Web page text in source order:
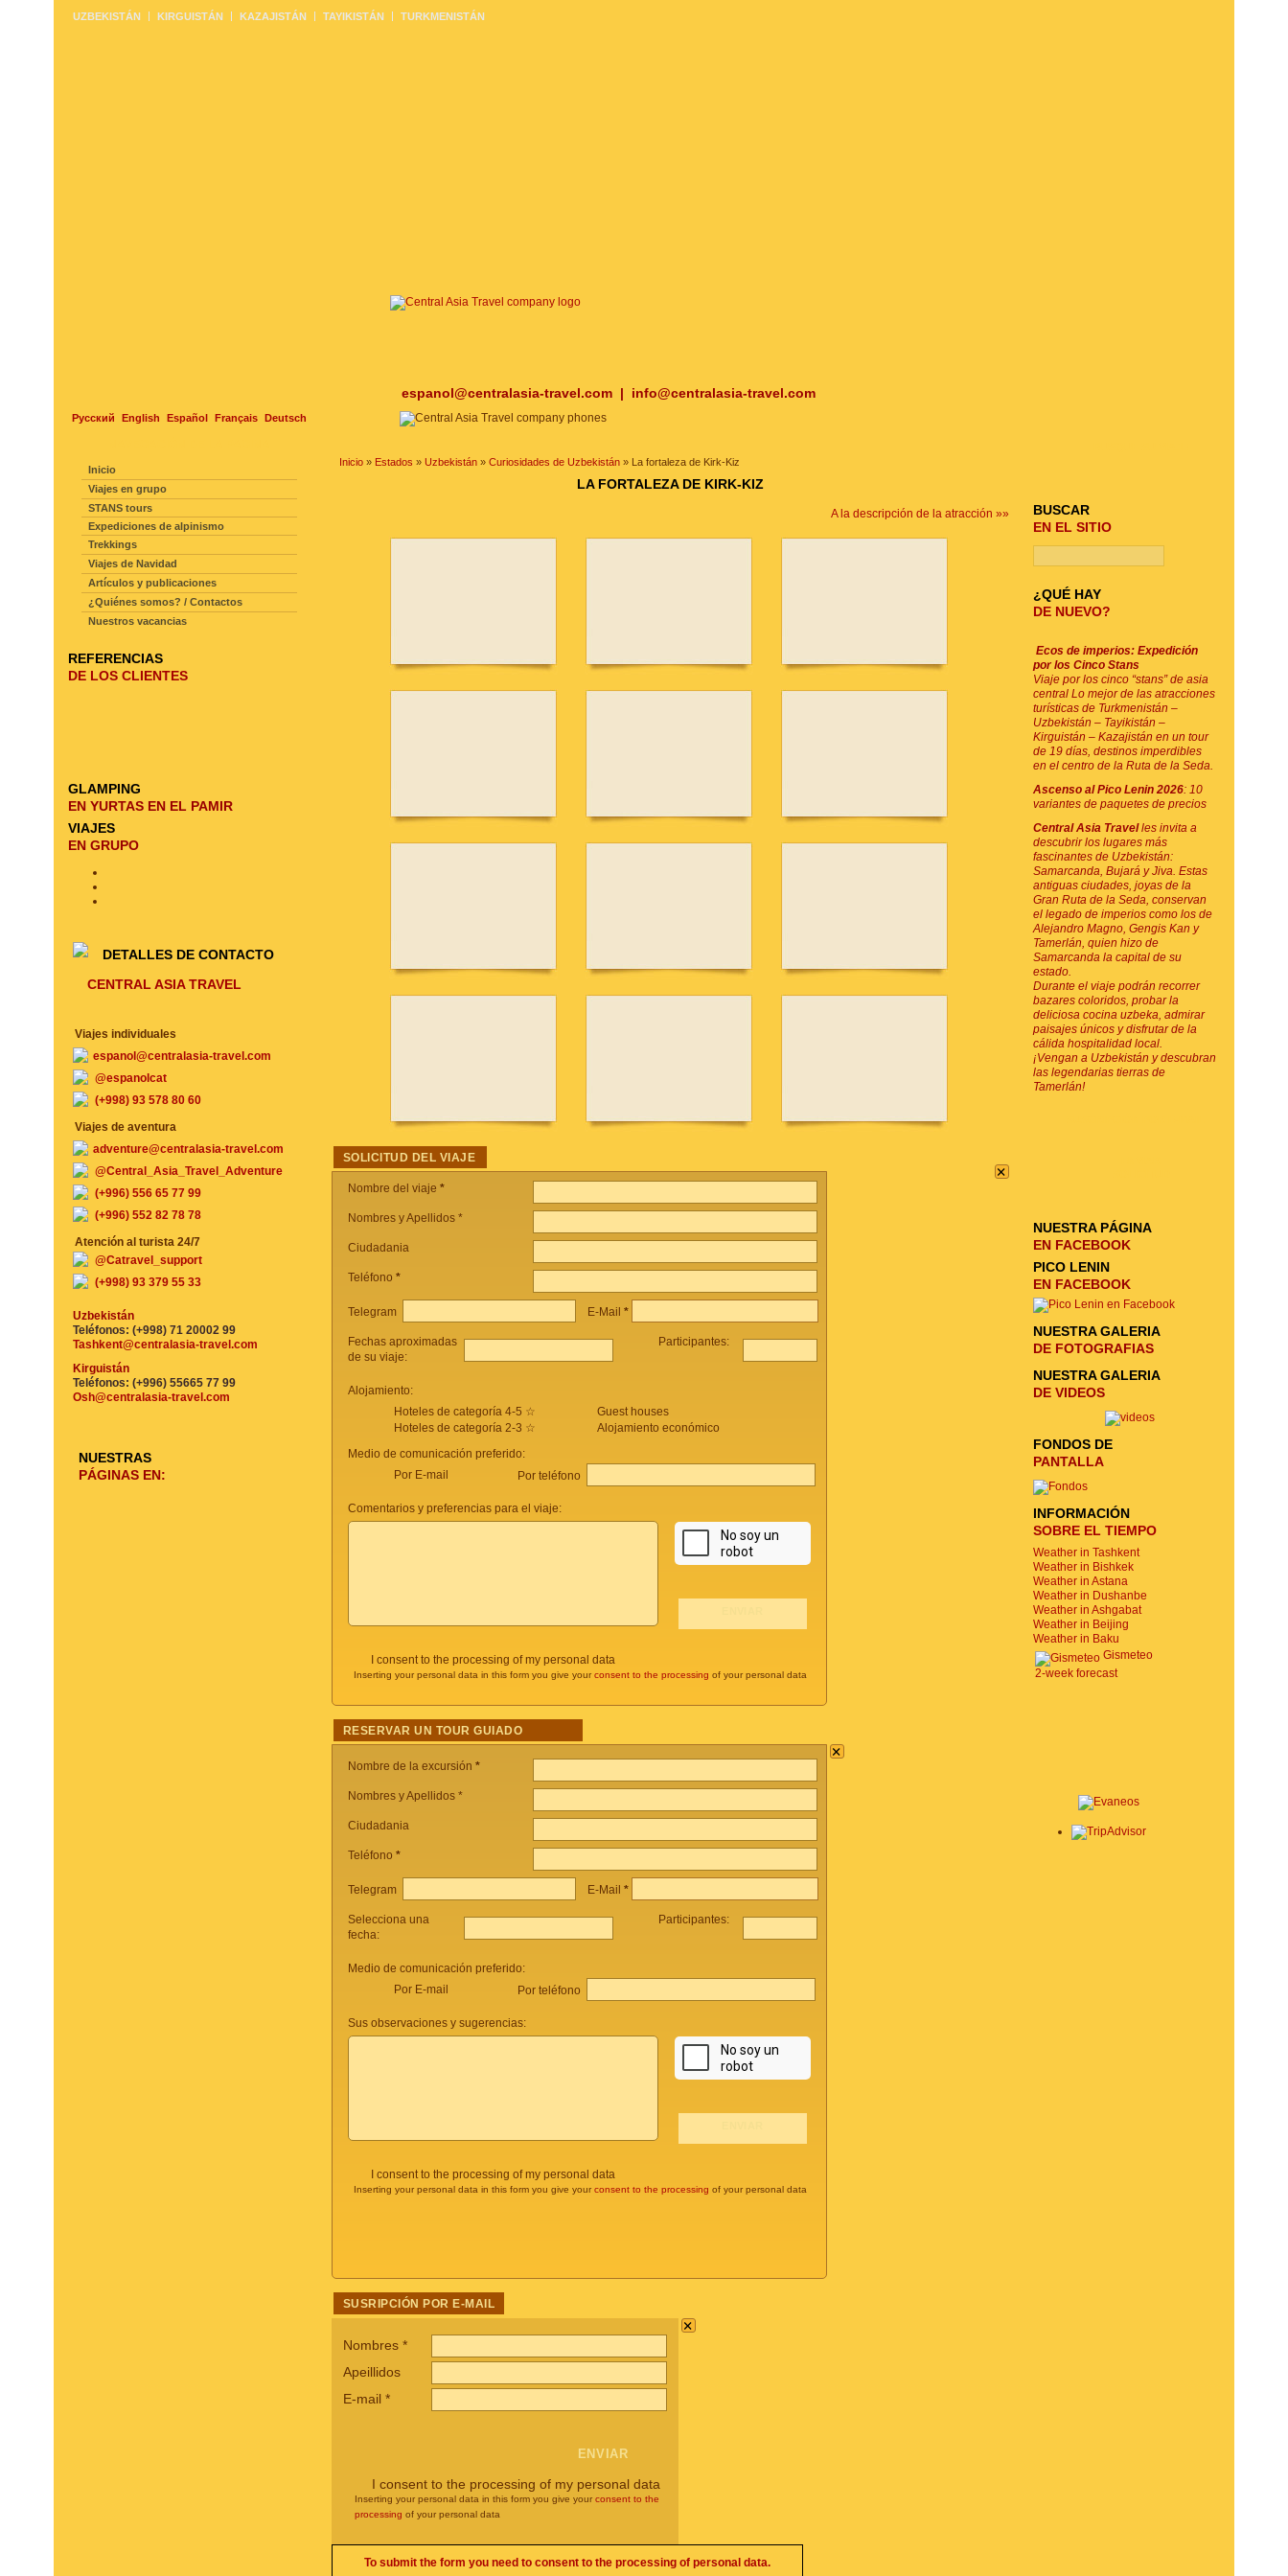
espanol@centralasia-travel.com | info@centralasia-travel.com
Русский English Español Français Deutsch
UZBEKISTÁN KIRGUISTÁN KAZAJISTÁN TAYIKISTÁN TURKMENISTÁN
Inicio » Estados » Uzbekistán » Curiosidades de Uzbekistán » La fortaleza de Kirk-Kiz
LA FORTALEZA DE KIRK-KIZ
A la descripción de la atracción »»
SOLICITUD DEL VIAJE ×
Nombre del viaje *
Nombres y Apellidos *
Ciudadania
Teléfono *
Telegram E-Mail *
Fechas aproximadas
de su viaje:
Participantes:
Alojamiento:
Hoteles de categoría 4-5 ☆
Hoteles de categoría 2-3 ☆
Guest houses
Alojamiento económico
Medio de comunicación preferido:
Por E-mail
Por teléfono
Comentarios y preferencias para el viaje:
I consent to the processing of my personal data
Inserting your personal data in this form you give your consent to the processing of your personal data
RESERVAR UN TOUR GUIADO
×
Nombre de la excursión *
Nombres y Apellidos *
Ciudadania
Teléfono *
Telegram E-Mail *
Selecciona una
fecha:
Participantes:
Medio de comunicación preferido:
Por E-mail
Por teléfono
Sus observaciones y sugerencias:
I consent to the processing of my personal data
Inserting your personal data in this form you give your consent to the processing of your personal data
SUSRIPCIÓN POR E-MAIL
×
Nombres *
Apeillidos
E-mail *
I consent to the processing of my personal data
Inserting your personal data in this form you give your consent to the
processing of your personal data
To submit the form you need to consent to the processing of personal data.
Inicio
Viajes en grupo
STANS tours
Expediciones de alpinismo
Trekkings
Viajes de Navidad
Artículos y publicaciones
¿Quiénes somos? / Contactos
Nuestros vacancias
REFERENCIAS
DE LOS CLIENTES
GLAMPING
EN YURTAS EN EL PAMIR
VIAJES
EN GRUPO
DETALLES DE CONTACTO
CENTRAL ASIA TRAVEL
Viajes individuales
espanol@centralasia-travel.com
@espanolcat
(+998) 93 578 80 60
Viajes de aventura
adventure@centralasia-travel.com
@Central_Asia_Travel_Adventure
(+996) 556 65 77 99
(+996) 552 82 78 78
Atención al turista 24/7
@Catravel_support
(+998) 93 379 55 33
Uzbekistán
Teléfonos: (+998) 71 20002 99
Tashkent@centralasia-travel.com
Kirguistán
Teléfonos: (+996) 55665 77 99
Osh@centralasia-travel.com
NUESTRAS
PÁGINAS EN:
BUSCAR
EN EL SITIO
¿QUÉ HAY
DE NUEVO?
Ecos de imperios: Expedición
por los Cinco Stans
Viaje por los cinco “stans” de asia
central Lo mejor de las atracciones
turísticas de Turkmenistán –
Uzbekistán – Tayikistán –
Kirguistán – Kazajistán en un tour
de 19 días, destinos imperdibles
en el centro de la Ruta de la Seda.
Ascenso al Pico Lenin 2026: 10
variantes de paquetes de precios
Central Asia Travelles invita a
descubrir los lugares más
fascinantes de Uzbekistán:
Samarcanda, Bujará y Jiva. Estas
antiguas ciudades, joyas de la
Gran Ruta de la Seda, conservan
el legado de imperios como los de
Alejandro Magno, Gengis Kan y
Tamerlán, quien hizo de
Samarcanda la capital de su
estado.
Durante el viaje podrán recorrer
bazares coloridos, probar la
deliciosa cocina uzbeka, admirar
paisajes únicos y disfrutar de la
cálida hospitalidad local.
¡Vengan a Uzbekistán y descubran
las legendarias tierras de
Tamerlán!
NUESTRA PÁGINA
EN FACEBOOK
PICO LENIN
EN FACEBOOK
NUESTRA GALERIA
DE FOTOGRAFIAS
NUESTRA GALERIA
DE VIDEOS
FONDOS DE
PANTALLA
INFORMACIÓN
SOBRE EL TIEMPO
Weather in Tashkent
Weather in Bishkek
Weather in Astana
Weather in Dushanbe
Weather in Ashgabat
Weather in Beijing
Weather in Baku
Gismeteo
2-week forecast